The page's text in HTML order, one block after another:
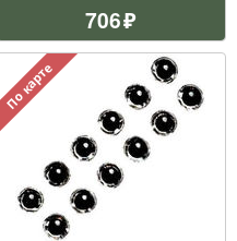
706
По карте